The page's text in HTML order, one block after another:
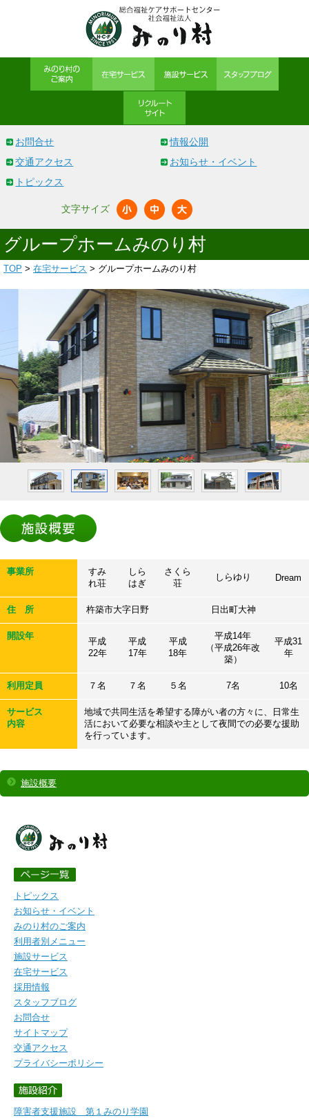
お問合せ
情報公開
交通アクセス
お知らせ・イベント
トピックス
文字サイズ
グループホームみのり村
TOP > 在宅サービス > グループホームみのり村
事業所
すみ
れ荘
しら
はぎ
さくら
荘
しらゆり Dream
住 所 杵築市大字日野 日出町大神
開設年
平成
22年
平成
17年
平成
18年
平成14年
（平成26年改
築）
平成31
年
利用定員 ７名 ７名 ５名 7名 10名
サービス
内容
地域で共同生活を希望する障がい者の方々に、日常生
活において必要な相談や主として夜間での必要な援助
を行っています。
施設概要
トピックス
お知らせ・イベント
みのり村のご案内
利用者別メニュー
施設サービス
在宅サービス
採用情報
スタッフブログ
お問合せ
サイトマップ
交通アクセス
プライバシーポリシー
障害者支援施設 第１みのり学園